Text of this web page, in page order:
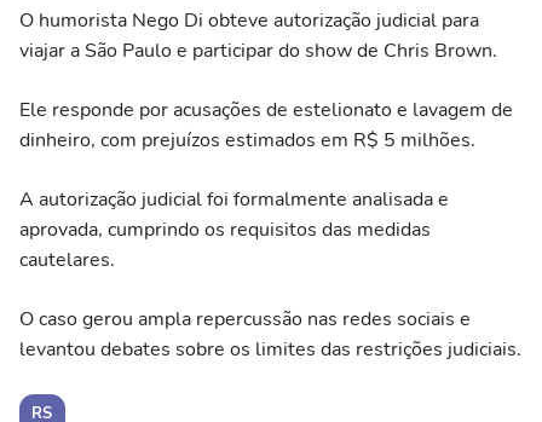
O humorista Nego Di obteve autorização judicial para
viajar a São Paulo e participar do show de Chris Brown.
Ele responde por acusações de estelionato e lavagem de
dinheiro, com prejuízos estimados em R$ 5 milhões.
A autorização judicial foi formalmente analisada e
aprovada, cumprindo os requisitos das medidas
cautelares.
O caso gerou ampla repercussão nas redes sociais e
levantou debates sobre os limites das restrições judiciais.
RS